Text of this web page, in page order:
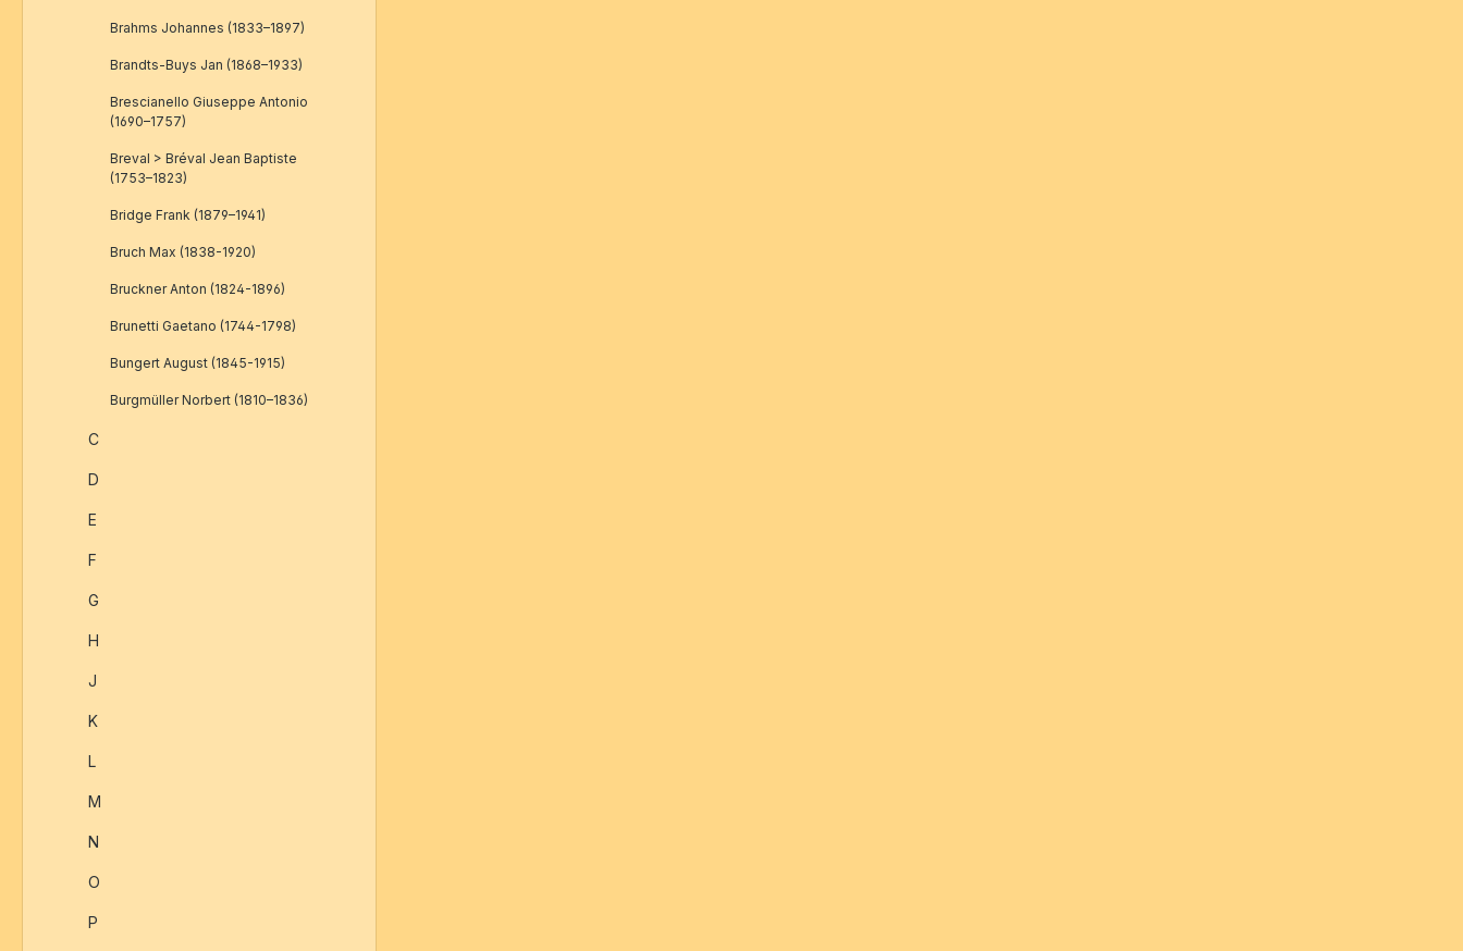
Brahms Johannes (1833–1897)
Brandts-Buys Jan (1868–1933)
Brescianello Giuseppe Antonio
(1690–1757)
Breval > Bréval Jean Baptiste
(1753–1823)
Bridge Frank (1879–1941)
Bruch Max (1838-1920)
Bruckner Anton (1824-1896)
Brunetti Gaetano (1744-1798)
Bungert August (1845-1915)
Burgmüller Norbert (1810–1836)
C
D
E
F
G
H
J
K
L
M
N
O
P